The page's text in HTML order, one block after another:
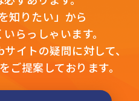
知りたい」から
らっしゃいます。
イトの疑問に対して、
ご提案しております。